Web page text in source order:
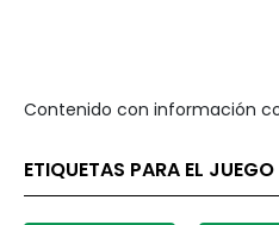
Contenido con información
ETIQUETAS PARA EL